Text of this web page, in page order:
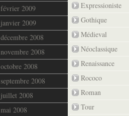
février 2009
janvier 2009
décembre 2008
novembre 2008
octobre 2008
septembre 2008
juillet 2008
mai 2008
Expressioniste
Gothique
Médieval
Néoclassique
Renaissance
Rococo
Roman
Tour